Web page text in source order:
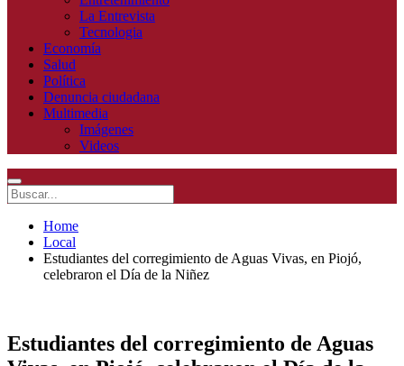
La Entrevista
Tecnologia
Economía
Salud
Política
Denuncia ciudadana
Multimedia
Imágenes
Videos
Home
Local
Estudiantes del corregimiento de Aguas Vivas, en Piojó,
celebraron el Día de la Niñez
Estudiantes del corregimiento de Aguas